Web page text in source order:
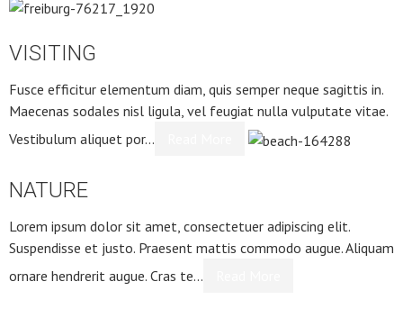
VISITING
Fusce efficitur elementum diam, quis semper neque sagittis in.
Maecenas sodales nisl ligula, vel feugiat nulla vulputate vitae.
Vestibulum aliquet por…
NATURE
Lorem ipsum dolor sit amet, consectetuer adipiscing elit.
Suspendisse et justo. Praesent mattis commodo augue. Aliquam
ornare hendrerit augue. Cras te…